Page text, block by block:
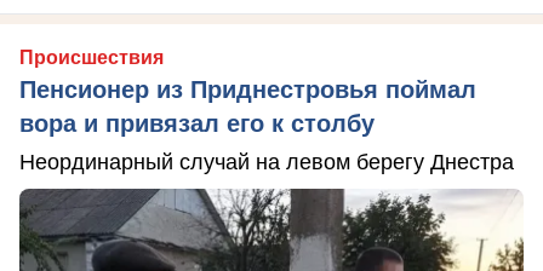
Происшествия
Пенсионер из Приднестровья поймал
вора и привязал его к столбу
Неординарный случай на левом берегу Днестра